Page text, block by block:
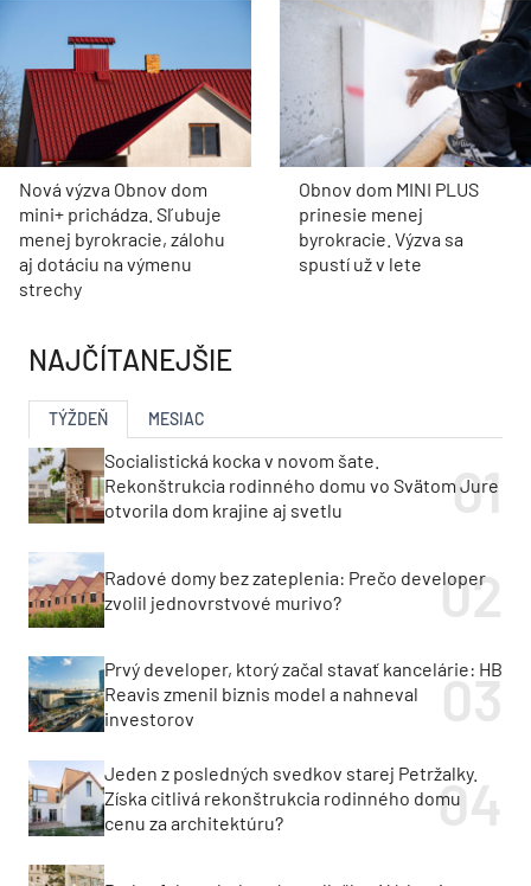
Nová výzva Obnov dom
mini+ prichádza. Sľubuje
menej byrokracie, zálohu
aj dotáciu na výmenu
strechy
Obnov dom MINI PLUS
prinesie menej
byrokracie. Výzva sa
spustí už v lete
NAJČÍTANEJŠIE
TÝŽDEŇ MESIAC
Socialistická kocka v novom šate.
Rekonštrukcia rodinného domu vo Svätom Jure
otvorila dom krajine aj svetlu
Radové domy bez zateplenia: Prečo developer
zvolil jednovrstvové murivo?
Prvý developer, ktorý začal stavať kancelárie: HB
Reavis zmenil biznis model a nahneval
investorov
Jeden z posledných svedkov starej Petržalky.
Získa citlivá rekonštrukcia rodinného domu
cenu za architektúru?